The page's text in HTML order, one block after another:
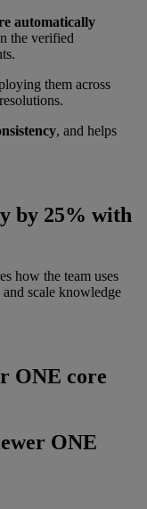
automatically
the verified
them across
, and helps
by 25% with
how the team uses
scale knowledge
ONE core
ONE